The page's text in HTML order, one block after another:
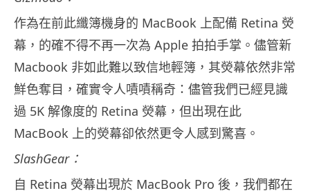
作為在前此纖簿機身的 MacBook 上配備 Retina 熒
幕，的確不得不再一次為 Apple 拍拍手掌。儘管新
Macbook 非如此難以致信地輕簿，其熒幕依然非常
鮮色奪目，確實令人嘖嘖稱奇：儘管我們已經見識
過 5K 解像度的 Retina 熒幕，但出現在此
MacBook 上的熒幕卻依然更令人感到驚喜。
SlashGear：
自 Retina 熒幕出現於 MacBook Pro 後，我們都在